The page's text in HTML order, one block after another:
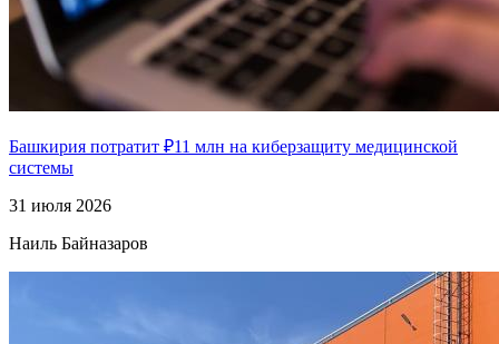
Башкирия потратит ₽11 млн на киберзащиту медицинской
системы
31 июля 2026
Наиль Байназаров